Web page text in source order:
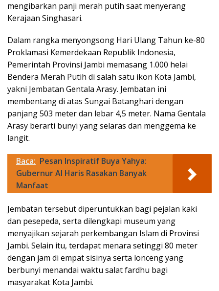
mengibarkan panji merah putih saat menyerang
Kerajaan Singhasari.
Dalam rangka menyongsong Hari Ulang Tahun ke-80
Proklamasi Kemerdekaan Republik Indonesia,
Pemerintah Provinsi Jambi memasang 1.000 helai
Bendera Merah Putih di salah satu ikon Kota Jambi,
yakni Jembatan Gentala Arasy. Jembatan ini
membentang di atas Sungai Batanghari dengan
panjang 503 meter dan lebar 4,5 meter. Nama Gentala
Arasy berarti bunyi yang selaras dan menggema ke
langit.
Baca: Pesan Inspiratif Buya Yahya:
Gubernur Al Haris Rasakan Banyak
Manfaat
Jembatan tersebut diperuntukkan bagi pejalan kaki
dan pesepeda, serta dilengkapi museum yang
menyajikan sejarah perkembangan Islam di Provinsi
Jambi. Selain itu, terdapat menara setinggi 80 meter
dengan jam di empat sisinya serta lonceng yang
berbunyi menandai waktu salat fardhu bagi
masyarakat Kota Jambi.